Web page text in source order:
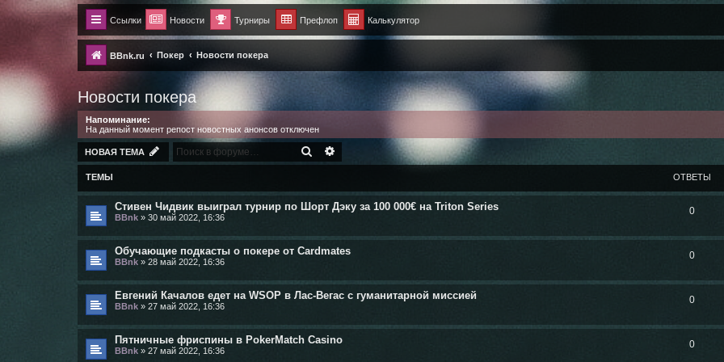
Ссылки Новости Турниры Префлоп Калькулятор
BBnk.ru Покер Новости покера
Новости покера
Напоминание:
На данный момент репост новостных анонсов отключен
НОВАЯ ТЕМА ПОИСКРАСШИРЕННЫЙ ПОИСК
ТЕМЫ ОТВЕТЫ
Стивен Чидвик выиграл турнир по Шорт Дэку за 100 000€ на Triton Series
BBnk » 30 май 2022, 16:36
0
Обучающие подкасты о покере от Cardmates
BBnk » 28 май 2022, 16:36
0
Евгений Качалов едет на WSOP в Лас-Вегас с гуманитарной миссией
BBnk » 27 май 2022, 16:36
0
Пятничные фриспины в PokerMatch Casino
BBnk » 27 май 2022, 16:36
0